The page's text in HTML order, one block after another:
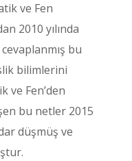
ve Fen
2010 yılında
bu
bilimlerini
ve Fen’den
bu netler 2015
düşmüş ve